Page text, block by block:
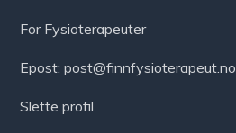
For Fysioterapeuter
Epost: post@finnfysioterapeut.no
Slette profil